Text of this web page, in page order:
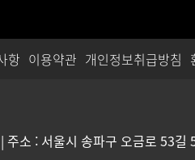
항 이용약관 개인정보취급방침
주소 : 서울시 송파구 오금로 53길